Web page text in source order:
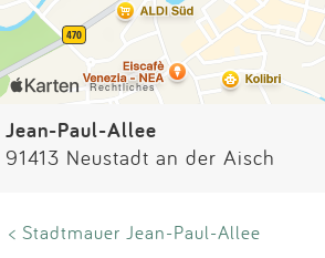
Impressum
Jean-Paul-Allee
91413 Neustadt an der Aisch
< Stadtmauer Jean-Paul-Allee